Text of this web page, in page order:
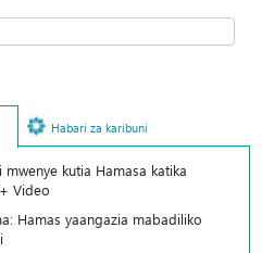
Habari za karibuni
kutia Hamasa katika
Video
Hamas yaangazia mabadiliko